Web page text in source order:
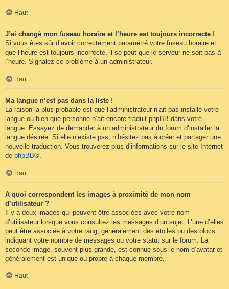
Haut
J’ai changé mon fuseau horaire et l’heure est toujours incorrecte !
Si vous êtes sûr d’avoir correctement paramétré votre fuseau horaire et
que l’heure est toujours incorrecte, il se peut que le serveur ne soit pas à
l’heure. Signalez ce problème à un administrateur.
Haut
Ma langue n’est pas dans la liste !
La raison la plus probable est que l’administrateur n’ait pas installé votre
langue ou bien que personne n’ait encore traduit phpBB dans votre
langue. Essayez de demander à un administrateur du forum d’installer la
langue désirée. Si elle n’existe pas, n’hésitez pas à créer et partager une
nouvelle traduction. Vous trouverez plus d’informations sur le site Internet
de phpBB®.
Haut
A quoi correspondent les images à proximité de mon nom
d’utilisateur ?
Il y a deux images qui peuvent être associées avec votre nom
d’utilisateur lorsque vous consultez les messages d’un sujet. L’une d’elles
peut être associée à votre rang, généralement des étoiles ou des blocs
indiquant votre nombre de messages ou votre statut sur le forum. La
seconde image, souvent plus grande, est connue sous le nom d’avatar et
généralement est unique ou propre à chaque membre.
Haut